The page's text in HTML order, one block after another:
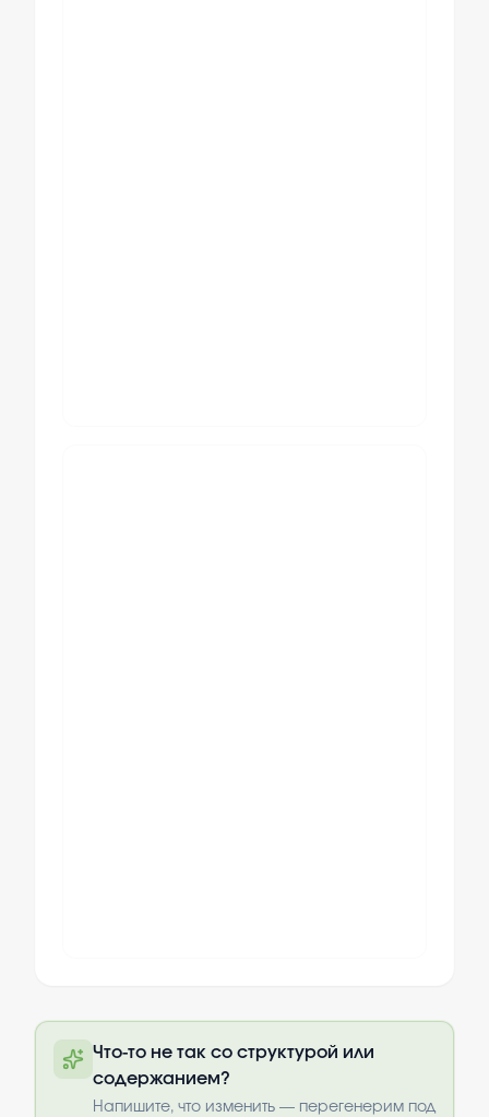
оплаты
Что-то не так со структурой или
содержанием?
Напишите, что изменить — перегенерим под